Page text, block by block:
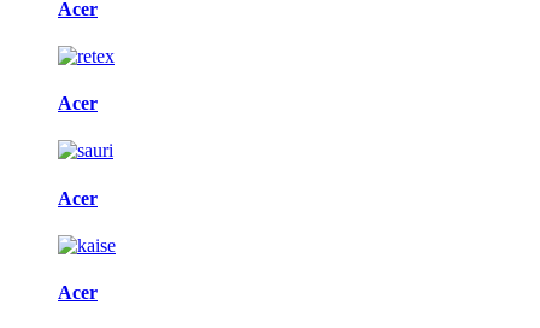
Acer
Acer
Acer
Acer